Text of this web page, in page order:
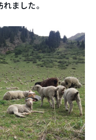
ました。